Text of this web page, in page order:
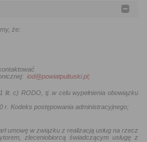
że:
iod@powiatpultuski.pl;
1 lit. c) RODO, tj.w celu wypełnienia obowiązku
r. Kodeks postępowania administracyjnego;
umowę w związku z realizacją usług na rzecz
zleceniobiorcą świadczącym usługę z